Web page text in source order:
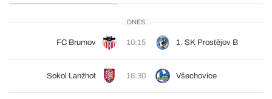
DNES
FC Brumov 10:15 1. SK Prostějov B
Sokol Lanžhot 16:30 Všechovice